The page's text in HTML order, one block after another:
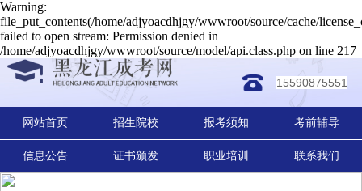
Warning:
file_put_contents(/home/adjyoacdhjgy/wwwroot/source/cache/
failed to open stream: Permission denied in
/home/adjyoacdhjgy/wwwroot/source/model/api.class.php on line 217
15590875551
网站首页 招生院校 报考须知 考前辅导
信息公告 证书颁发 职业培训 联系我们